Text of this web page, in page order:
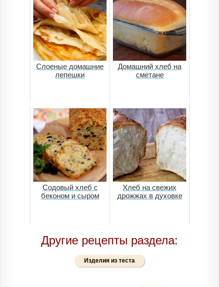
Слоеные домашние
лепешки
Домашний хлеб на
сметане
Содовый хлеб с
беконом и сыром
Хлеб на свежих
дрожжах в духовке
Другие рецепты раздела:
Изделия из теста